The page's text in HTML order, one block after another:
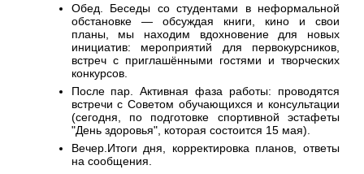
Обед. Беседы со студентами в неформальной
обстановке — обсуждая книги, кино и свои
планы, мы находим вдохновение для новых
инициатив: мероприятий для первокурсников,
встреч с приглашёнными гостями и творческих
конкурсов.
После пар. Активная фаза работы: проводятся
встречи с Советом обучающихся и консультации
(сегодня, по подготовке спортивной эстафеты
"День здоровья", которая состоится 15 мая).
Вечер.Итоги дня, корректировка планов, ответы
на сообщения.